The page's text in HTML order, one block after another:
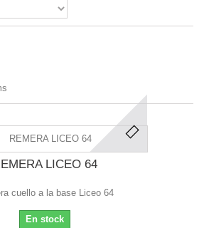
LICEO 64
cuello a la base Liceo 64
En stock